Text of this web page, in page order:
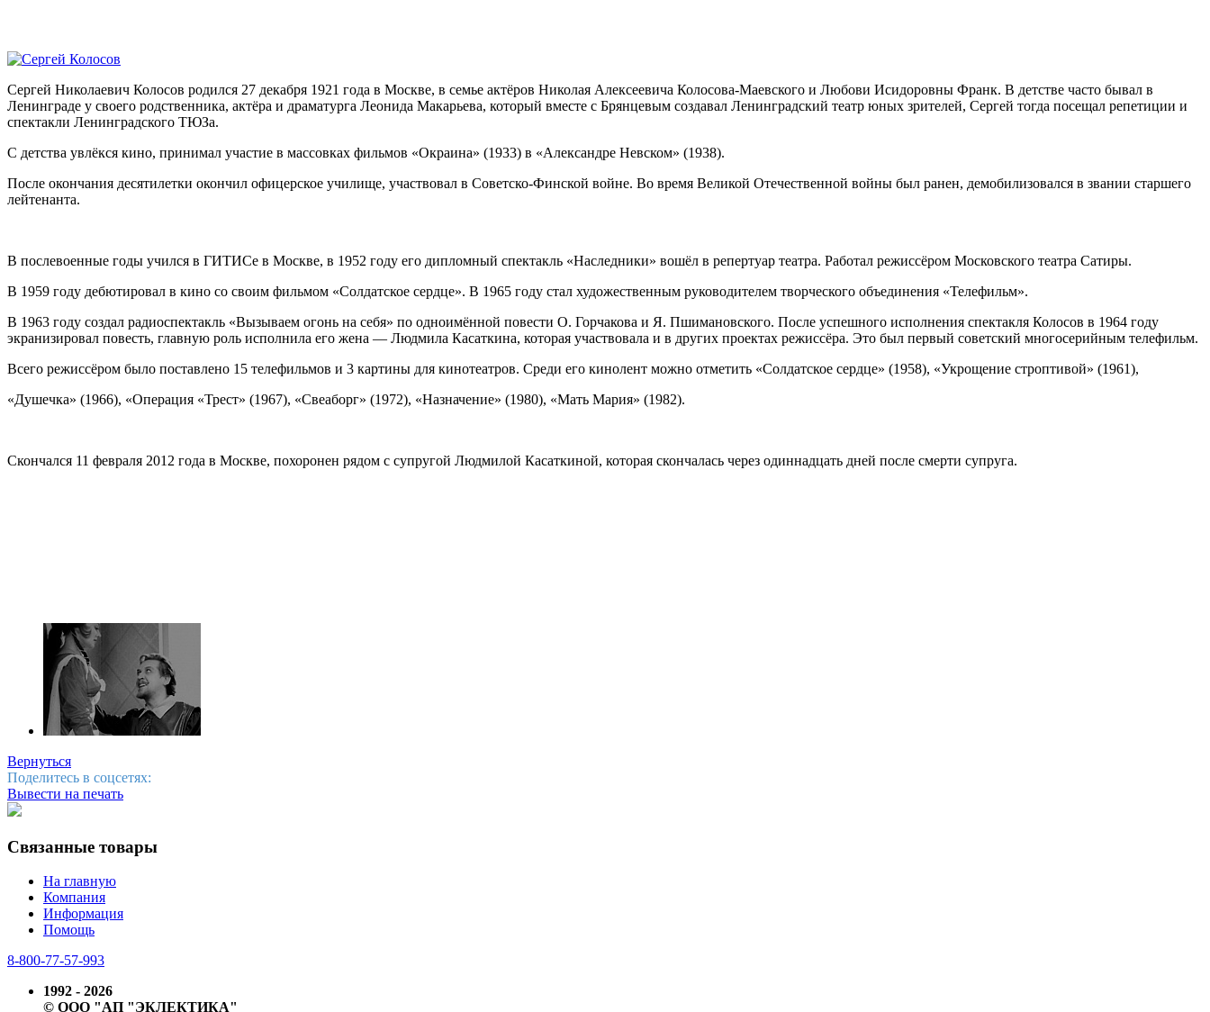
Сергей Николаевич Колосов родился 27 декабря 1921 года в Москве, в семье актёров Николая Алексеевича Колосова-Маевского и Любови Исидоровны Франк. В детстве часто бывал в
Ленинграде у своего родственника, актёра и драматурга Леонида Макарьева, который вместе с Брянцевым создавал Ленинградский театр юных зрителей, Сергей тогда посещал репетиции и
спектакли Ленинградского ТЮЗа.
С детства увлёкся кино, принимал участие в массовках фильмов «Окраина» (1933) в «Александре Невском» (1938).
После окончания десятилетки окончил офицерское училище, участвовал в Советско-Финской войне. Во время Великой Отечественной войны был ранен, демобилизовался в звании старшего
лейтенанта.
В послевоенные годы учился в ГИТИСе в Москве, в 1952 году его дипломный спектакль «Наследники» вошёл в репертуар театра. Работал режиссёром Московского театра Сатиры.
В 1959 году дебютировал в кино со своим фильмом «Солдатское сердце». В 1965 году стал художественным руководителем творческого объединения «Телефильм».
В 1963 году создал радиоспектакль «Вызываем огонь на себя» по одноимённой повести О. Горчакова и Я. Пшимановского. После успешного исполнения спектакля Колосов в 1964 году
экранизировал повесть, главную роль исполнила его жена — Людмила Касаткина, которая участвовала и в других проектах режиссёра. Это был первый советский многосерийным телефильм.
Всего режиссёром было поставлено 15 телефильмов и 3 картины для кинотеатров. Среди его кинолент можно отметить «Солдатское сердце» (1958), «Укрощение строптивой» (1961),
«Душечка» (1966), «Операция «Трест» (1967), «Свеаборг» (1972), «Назначение» (1980), «Мать Мария» (1982).
Скончался 11 февраля 2012 года в Москве, похоронен рядом с супругой Людмилой Касаткиной, которая скончалась через одиннадцать дней после смерти супруга.
Вернуться
Поделитесь в соцсетях:
Вывести на печать
Связанные товары
На главную
Компания
Информация
Помощь
8-800-77-57-993
1992 - 2026
© ООО "АП "ЭКЛЕКТИКА"